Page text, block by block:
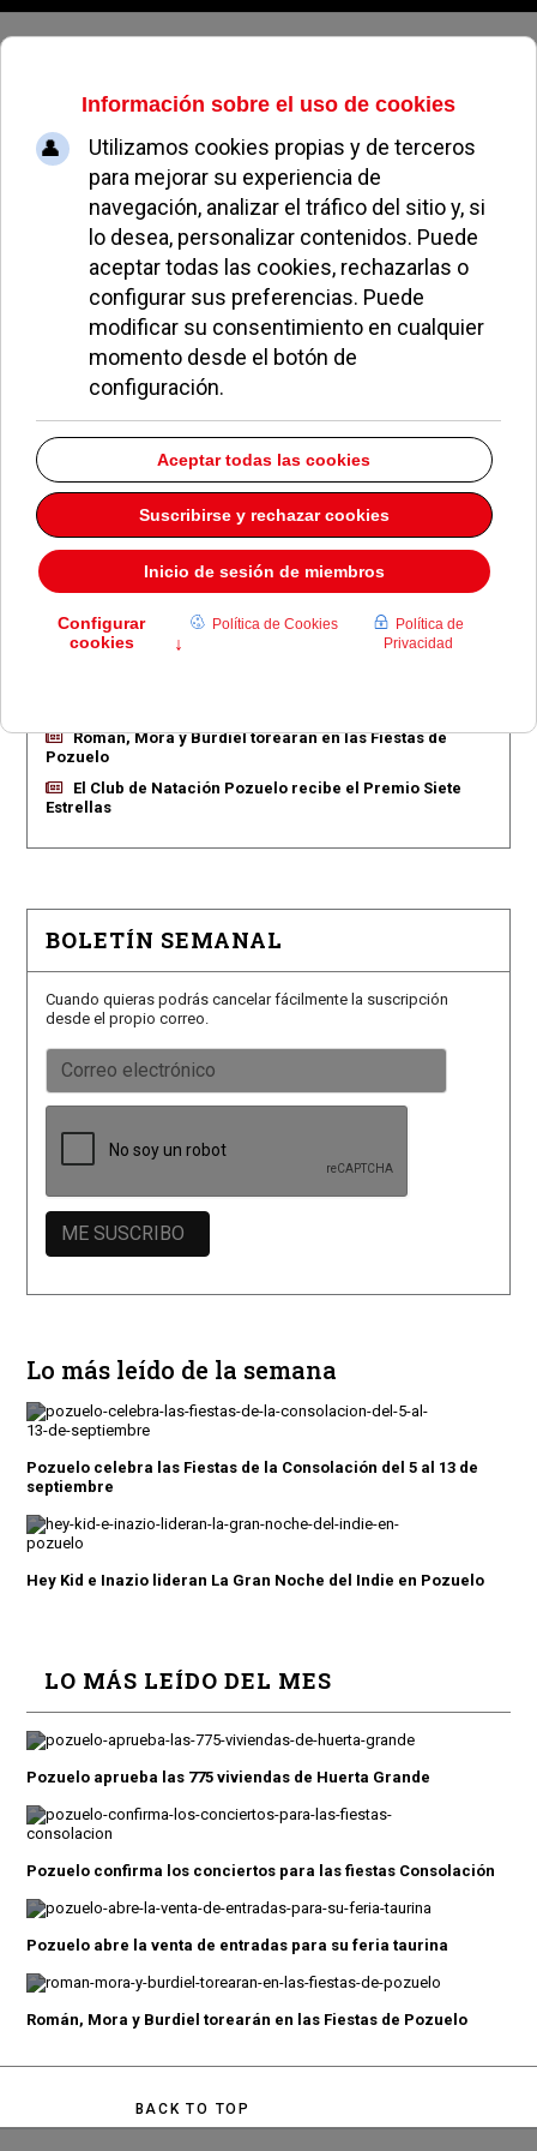
Sábado, 08 de agosto de 2026
Accedan
Dirección: C/ Oslo 1 Portal 1- 1º 2
Pozuelo de Alarcón
Madrid
28224
EN PORTADA
Pozuelo confirma los conciertos para las fiestas
Román, Mora y Burdiel torearán en las Fiestas de
Pozuelo
El Club de Natación Pozuelo recibe el Premio Siete
Estrellas
BOLETÍN SEMANAL
Cuando quieras podrás cancelar fácilmente la suscripción
desde el propio correo.
Lo más leído de la semana
Pozuelo celebra las Fiestas de la Consolación del 5 al 13 de
septiembre
Hey Kid e Inazio lideran La Gran Noche del Indie en Pozuelo
LO MÁS LEÍDO DEL MES
Pozuelo aprueba las 775 viviendas de Huerta Grande
Pozuelo confirma los conciertos para las fiestas Consolación
Pozuelo abre la venta de entradas para su feria taurina
Román, Mora y Burdiel torearán en las Fiestas de Pozuelo
BACK TO TOP